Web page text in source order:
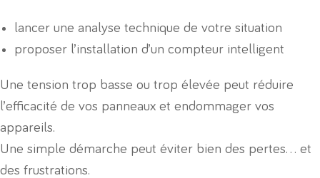
lancer une analyse technique de votre situation
proposer l’installation d’un compteur intelligent
Une tension trop basse ou trop élevée peut réduire
l’efficacité de vos panneaux et endommager vos
appareils.
Une simple démarche peut éviter bien des pertes… et
des frustrations.